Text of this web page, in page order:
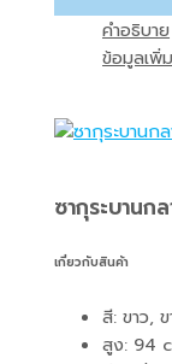
คำอธิบาย
ข้อมูลเพิ่
ซากุระบานก
เกี่ยวกับสินค้า
สี: ขาว,
สูง: 94